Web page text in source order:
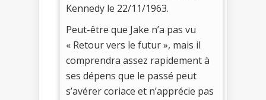
Kennedy le 22/11/1963.
Peut-être que Jake n’a pas vu
« Retour vers le futur », mais il
comprendra assez rapidement à
ses dépens que le passé peut
s’avérer coriace et n’apprécie pas